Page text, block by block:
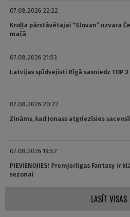
07.08.2026 22:22
Kroļļa pārstāvētajai “Slovan” uzvara
mačā
07.08.2026 21:53
Latvijas spīdvejisti Rīgā sasniedz TOP
07.08.2026 20:22
Zināms, kad Jonass atgriezīsies
07.08.2026 19:52
PIEVIENOJIES! Premjerlīgas Fantasy ir
sezonai
LASĪT VISAS